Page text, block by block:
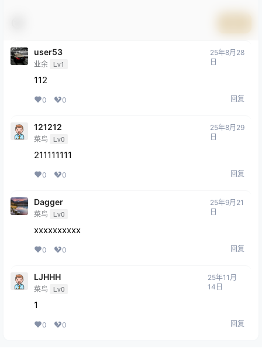
user53
业余 Lv1
25年8月28
日
112
0 0 回复
121212
菜鸟 Lv0
25年8月29
日
211111111
0 0 回复
Dagger
菜鸟 Lv0
25年9月21
日
xxxxxxxxxx
0 0 回复
LJHHH
菜鸟 Lv0
25年11月
14日
1
0 0 回复